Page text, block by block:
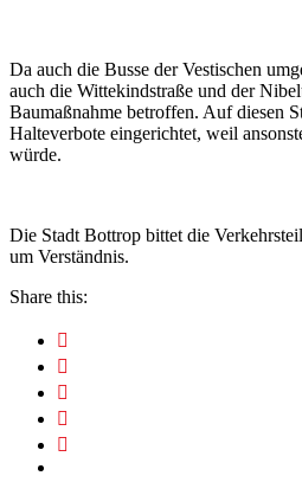
Da auch die Busse der Vestischen
auch die Wittekindstraße und der
Baumaßnahme betroffen. Auf diesen
Halteverbote eingerichtet, weil
würde.
Die Stadt Bottrop bittet die
um Verständnis.
Share this: